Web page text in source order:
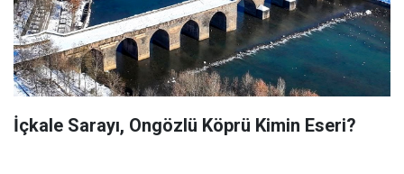
İçkale Sarayı, Ongözlü Köprü Kimin Eseri?